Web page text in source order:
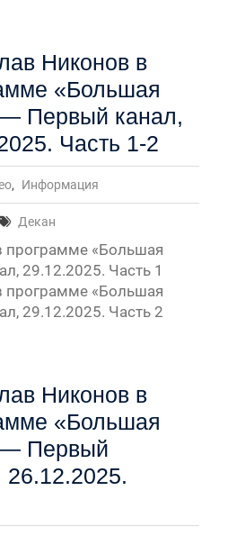
Никонов в
«Большая
— Первый канал,
Часть 1-2
, Информация
Декан
программе «Большая
29.12.2025. Часть 1
программе «Большая
29.12.2025. Часть 2
Никонов в
«Большая
— Первый
26.12.2025.